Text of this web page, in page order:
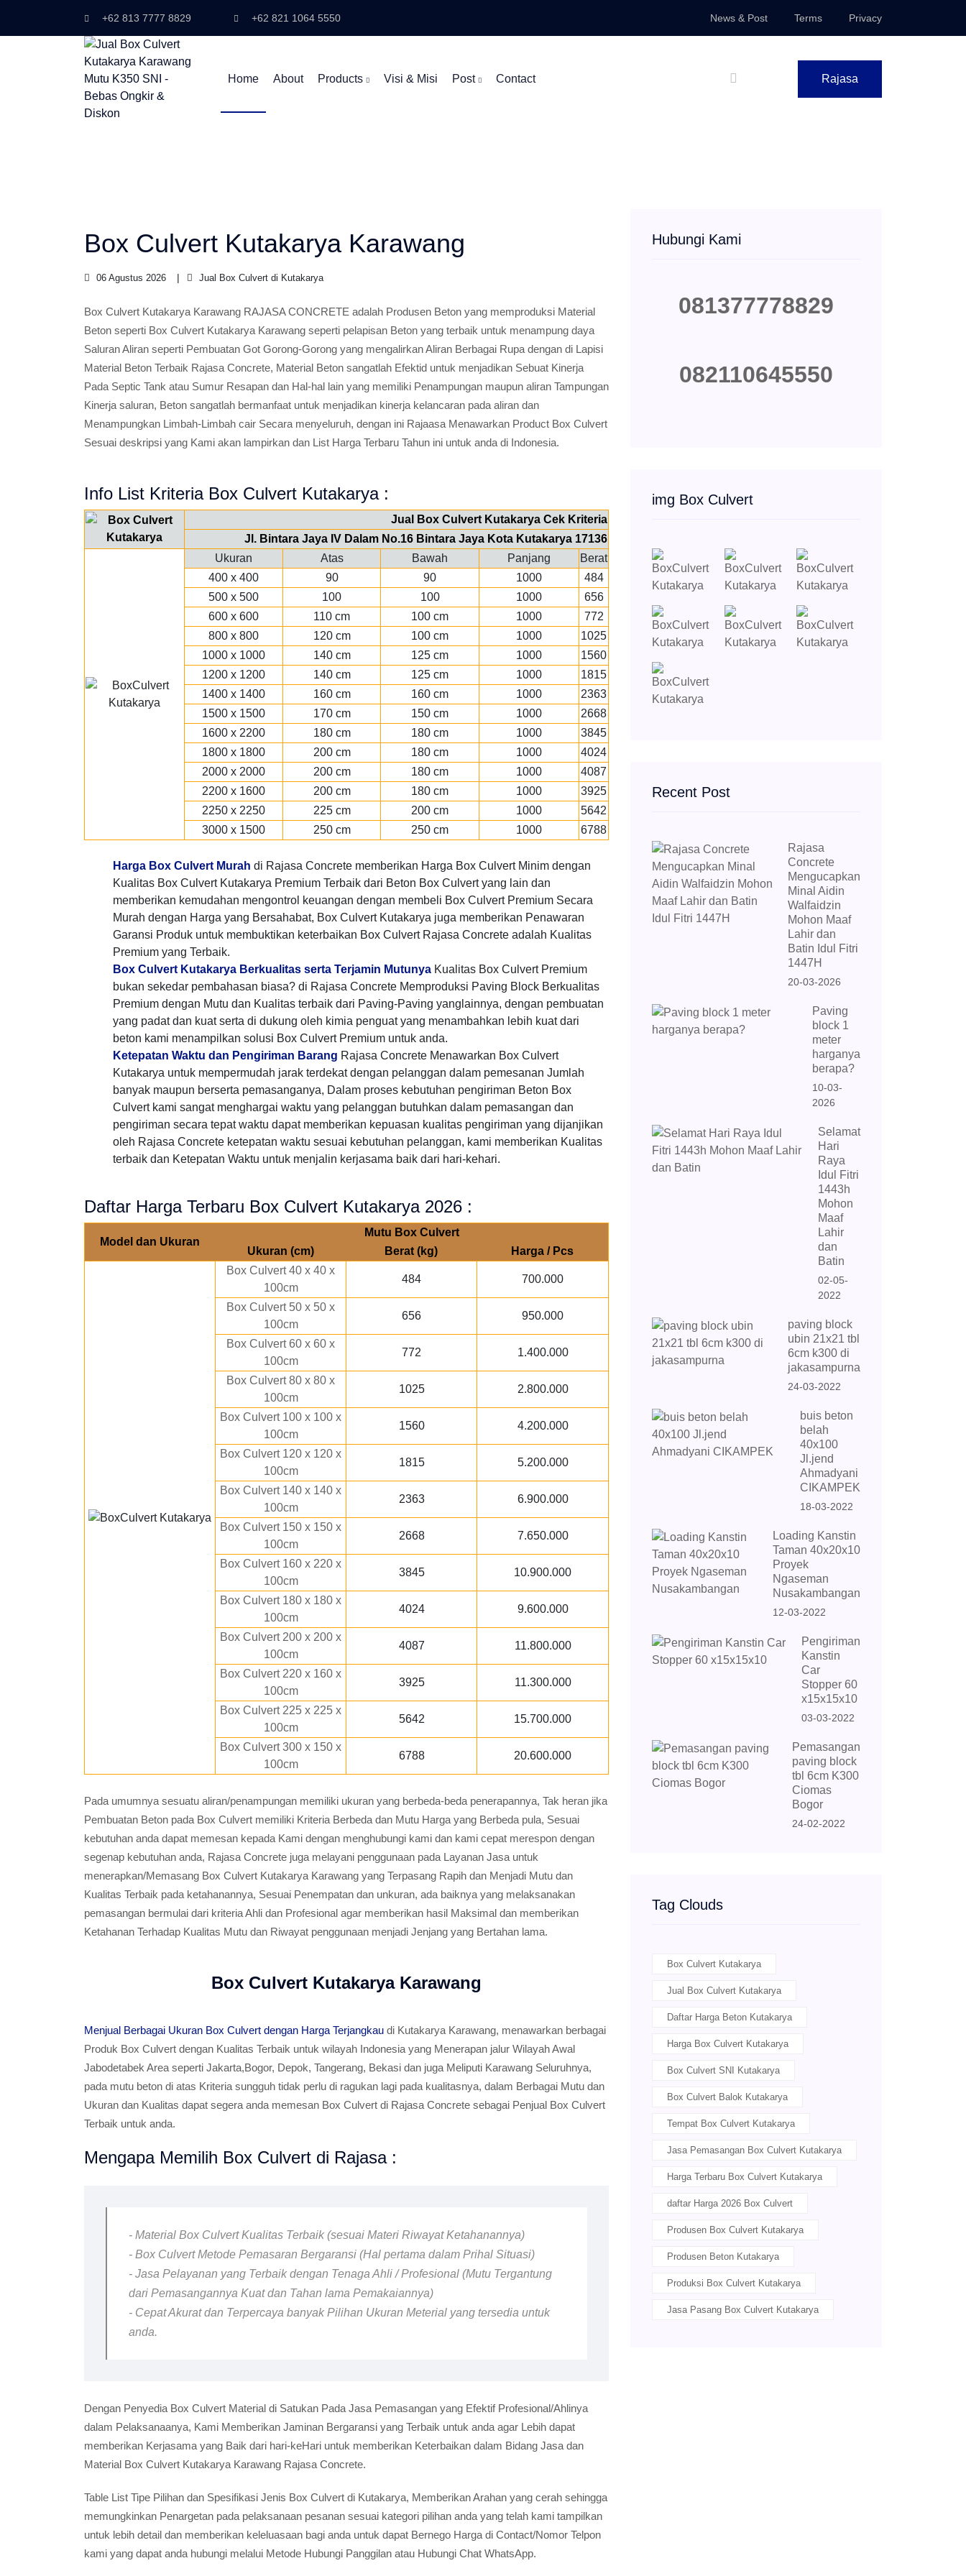
+62 813 7777 8829 +62 821 1064 5550 News & Post Terms Privacy
Home About Products Visi & Misi Post Contact Rajasa
Box Culvert Kutakarya Karawang
06 Agustus 2026 Jual Box Culvert di Kutakarya
Box Culvert Kutakarya Karawang RAJASA CONCRETE adalah Produsen Beton yang memproduksi Material
Beton seperti Box Culvert Kutakarya Karawang seperti pelapisan Beton yang terbaik untuk menampung daya
Saluran Aliran seperti Pembuatan Got Gorong-Gorong yang mengalirkan Aliran Berbagai Rupa dengan di Lapisi
Material Beton Terbaik Rajasa Concrete, Material Beton sangatlah Efektid untuk menjadikan Sebuat Kinerja
Pada Septic Tank atau Sumur Resapan dan Hal-hal lain yang memiliki Penampungan maupun aliran Tampungan
Kinerja saluran, Beton sangatlah bermanfaat untuk menjadikan kinerja kelancaran pada aliran dan
Menampungkan Limbah-Limbah cair Secara menyeluruh, dengan ini Rajaasa Menawarkan Product Box Culvert
Sesuai deskripsi yang Kami akan lampirkan dan List Harga Terbaru Tahun ini untuk anda di Indonesia.
Info List Kriteria Box Culvert Kutakarya :
Jual Box Culvert Kutakarya Cek Kriteria
Jl. Bintara Jaya IV Dalam No.16 Bintara Jaya Kota Kutakarya 17136
Ukuran
Atas Bawah Panjang
Berat
400 x 400
90 90 1000
484
500 x 500
100 100 1000
656
600 x 600
110 cm 100 cm 1000
772
800 x 800
120 cm 100 cm 1000
1025
1000 x 1000
140 cm 125 cm 1000
1560
1200 x 1200
140 cm 125 cm 1000
1815
1400 x 1400
160 cm 160 cm 1000
2363
1500 x 1500
170 cm 150 cm 1000
2668
1600 x 2200
180 cm 180 cm 1000
3845
1800 x 1800
200 cm 180 cm 1000
4024
2000 x 2000
200 cm 180 cm 1000
4087
2200 x 1600
200 cm 180 cm 1000
3925
2250 x 2250
225 cm 200 cm 1000
5642
3000 x 1500
250 cm 250 cm 1000 6788
Harga Box Culvert Murah di Rajasa Concrete memberikan Harga Box Culvert Minim dengan
Kualitas Box Culvert Kutakarya Premium Terbaik dari Beton Box Culvert yang lain dan
memberikan kemudahan mengontrol keuangan dengan membeli Box Culvert Premium Secara
Murah dengan Harga yang Bersahabat, Box Culvert Kutakarya juga memberikan Penawaran
Garansi Produk untuk membuktikan keterbaikan Box Culvert Rajasa Concrete adalah Kualitas
Premium yang Terbaik.
Box Culvert Kutakarya Berkualitas serta Terjamin Mutunya Kualitas Box Culvert Premium
bukan sekedar pembahasan biasa? di Rajasa Concrete Memproduksi Paving Block Berkualitas
Premium dengan Mutu dan Kualitas terbaik dari Paving-Paving yanglainnya, dengan pembuatan
yang padat dan kuat serta di dukung oleh kimia penguat yang menambahkan lebih kuat dari
beton kami menampilkan solusi Box Culvert Premium untuk anda.
Ketepatan Waktu dan Pengiriman Barang Rajasa Concrete Menawarkan Box Culvert
Kutakarya untuk mempermudah jarak terdekat dengan pelanggan dalam pemesanan Jumlah
banyak maupun berserta pemasanganya, Dalam proses kebutuhan pengiriman Beton Box
Culvert kami sangat menghargai waktu yang pelanggan butuhkan dalam pemasangan dan
pengiriman secara tepat waktu dapat memberikan kepuasan kualitas pengiriman yang dijanjikan
oleh Rajasa Concrete ketepatan waktu sesuai kebutuhan pelanggan, kami memberikan Kualitas
terbaik dan Ketepatan Waktu untuk menjalin kerjasama baik dari hari-kehari.
Daftar Harga Terbaru Box Culvert Kutakarya 2026 :
Model dan Ukuran
Mutu Box Culvert
Ukuran (cm)
Berat (kg)
Harga / Pcs
Box Culvert 40 x 40 x
100cm
484 700.000
Box Culvert 50 x 50 x
100cm
656 950.000
Box Culvert 60 x 60 x
100cm
772 1.400.000
Box Culvert 80 x 80 x
100cm
1025 2.800.000
Box Culvert 100 x 100 x
100cm
1560 4.200.000
Box Culvert 120 x 120 x
100cm
1815 5.200.000
Box Culvert 140 x 140 x
100cm
2363 6.900.000
Box Culvert 150 x 150 x
100cm
2668 7.650.000
Box Culvert 160 x 220 x
100cm
3845 10.900.000
Box Culvert 180 x 180 x
100cm
4024 9.600.000
Box Culvert 200 x 200 x
100cm
4087 11.800.000
Box Culvert 220 x 160 x
100cm
3925 11.300.000
Box Culvert 225 x 225 x
100cm
5642 15.700.000
Box Culvert 300 x 150 x
100cm
6788 20.600.000
Pada umumnya sesuatu aliran/penampungan memiliki ukuran yang berbeda-beda penerapannya, Tak heran jika
Pembuatan Beton pada Box Culvert memiliki Kriteria Berbeda dan Mutu Harga yang Berbeda pula, Sesuai
kebutuhan anda dapat memesan kepada Kami dengan menghubungi kami dan kami cepat merespon dengan
segenap kebutuhan anda, Rajasa Concrete juga melayani penggunaan pada Layanan Jasa untuk
menerapkan/Memasang Box Culvert Kutakarya Karawang yang Terpasang Rapih dan Menjadi Mutu dan
Kualitas Terbaik pada ketahanannya, Sesuai Penempatan dan unkuran, ada baiknya yang melaksanakan
pemasangan bermulai dari kriteria Ahli dan Profesional agar memberikan hasil Maksimal dan memberikan
Ketahanan Terhadap Kualitas Mutu dan Riwayat penggunaan menjadi Jenjang yang Bertahan lama.
Box Culvert Kutakarya Karawang
Menjual Berbagai Ukuran Box Culvert dengan Harga Terjangkau di Kutakarya Karawang, menawarkan berbagai
Produk Box Culvert dengan Kualitas Terbaik untuk wilayah Indonesia yang Menerapan jalur Wilayah Awal
Jabodetabek Area seperti Jakarta,Bogor, Depok, Tangerang, Bekasi dan juga Meliputi Karawang Seluruhnya,
pada mutu beton di atas Kriteria sungguh tidak perlu di ragukan lagi pada kualitasnya, dalam Berbagai Mutu dan
Ukuran dan Kualitas dapat segera anda memesan Box Culvert di Rajasa Concrete sebagai Penjual Box Culvert
Terbaik untuk anda.
Mengapa Memilih Box Culvert di Rajasa :
- Material Box Culvert Kualitas Terbaik (sesuai Materi Riwayat Ketahanannya)
- Box Culvert Metode Pemasaran Bergaransi (Hal pertama dalam Prihal Situasi)
- Jasa Pelayanan yang Terbaik dengan Tenaga Ahli / Profesional (Mutu Tergantung
dari Pemasangannya Kuat dan Tahan lama Pemakaiannya)
- Cepat Akurat dan Terpercaya banyak Pilihan Ukuran Meterial yang tersedia untuk
anda.
Dengan Penyedia Box Culvert Material di Satukan Pada Jasa Pemasangan yang Efektif Profesional/Ahlinya
dalam Pelaksanaanya, Kami Memberikan Jaminan Bergaransi yang Terbaik untuk anda agar Lebih dapat
memberikan Kerjasama yang Baik dari hari-keHari untuk memberikan Keterbaikan dalam Bidang Jasa dan
Material Box Culvert Kutakarya Karawang Rajasa Concrete.
Table List Tipe Pilihan dan Spesifikasi Jenis Box Culvert di Kutakarya, Memberikan Arahan yang cerah sehingga
memungkinkan Penargetan pada pelaksanaan pesanan sesuai kategori pilihan anda yang telah kami tampilkan
untuk lebih detail dan memberikan keleluasaan bagi anda untuk dapat Bernego Harga di Contact/Nomor Telpon
kami yang dapat anda hubungi melalui Metode Hubungi Panggilan atau Hubungi Chat WhatsApp.
Hubungi Kami
081377778829
082110645550
img Box Culvert
Recent Post
Rajasa
Concrete
Mengucapkan
Minal Aidin
Walfaidzin
Mohon Maaf
Lahir dan
Batin Idul Fitri
1447H
20-03-2026
Paving
block 1
meter
harganya
berapa?
10-03-
2026
Selamat
Hari
Raya
Idul Fitri
1443h
Mohon
Maaf
Lahir
dan
Batin
02-05-
2022
paving block
ubin 21x21 tbl
6cm k300 di
jakasampurna
24-03-2022
buis beton
belah
40x100
Jl.jend
Ahmadyani
CIKAMPEK
18-03-2022
Loading Kanstin
Taman 40x20x10
Proyek
Ngaseman
Nusakambangan
12-03-2022
Pengiriman
Kanstin
Car
Stopper 60
x15x15x10
03-03-2022
Pemasangan
paving block
tbl 6cm K300
Ciomas
Bogor
24-02-2022
Tag Clouds
Box Culvert Kutakarya
Jual Box Culvert Kutakarya
Daftar Harga Beton Kutakarya
Harga Box Culvert Kutakarya
Box Culvert SNI Kutakarya
Box Culvert Balok Kutakarya
Tempat Box Culvert Kutakarya
Jasa Pemasangan Box Culvert Kutakarya
Harga Terbaru Box Culvert Kutakarya
daftar Harga 2026 Box Culvert
Produsen Box Culvert Kutakarya
Produsen Beton Kutakarya
Produksi Box Culvert Kutakarya
Jasa Pasang Box Culvert Kutakarya